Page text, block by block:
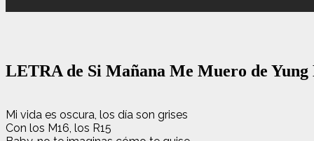
LETRA de Si Mañana Me Muero de Yung
Mi vida es oscura, los día son grises
Con los M16, los R15